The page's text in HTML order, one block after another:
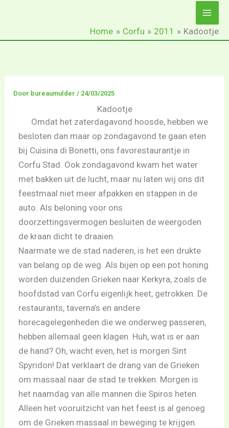
Home Corfu 2011 Kadootje
Door bureaumulder/ 24/03/2025
Kadootje
Omdat het zaterdagavond hoosde, hebben we
besloten dan maar op zondagavond te gaan eten
bij Cuisina di Bonetti, ons favorestaurantje in
Corfu Stad. Ook zondagavond kwam het water
met bakken uit de lucht, maar nu laten wij ons dit
feestmaal niet meer afpakken en stappen in de
auto. Als beloning voor ons
doorzettingsvermogen besluiten de weergoden
de kraan dicht te draaien.
Naarmate we de stad naderen, is het een drukte
van belang op de weg. Als bijen op een pot honing
worden duizenden Grieken naar Kerkyra, zoals de
hoofdstad van Corfu eigenlijk heet, getrokken. De
restaurants, taverna’s en andere
horecagelegenheden die we onderweg passeren,
hebben allemaal geen klagen. Huh, wat is er aan
de hand? Oh, wacht even, het is morgen Sint
Spyridon! Dat verklaart de drang van de Grieken
om massaal naar de stad te trekken. Morgen is
het naamdag van alle mannen die Spiros heten.
Alleen het vooruitzicht van het feest is al genoeg
om de Grieken massaal in beweging te krijgen.